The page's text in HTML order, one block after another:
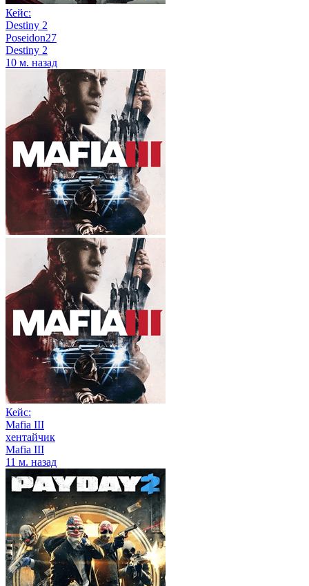
Кейс:
Destiny 2
Poseidon27
Destiny 2
10 м. назад
Кейс:
Mafia III
хентайчик
Mafia III
11 м. назад